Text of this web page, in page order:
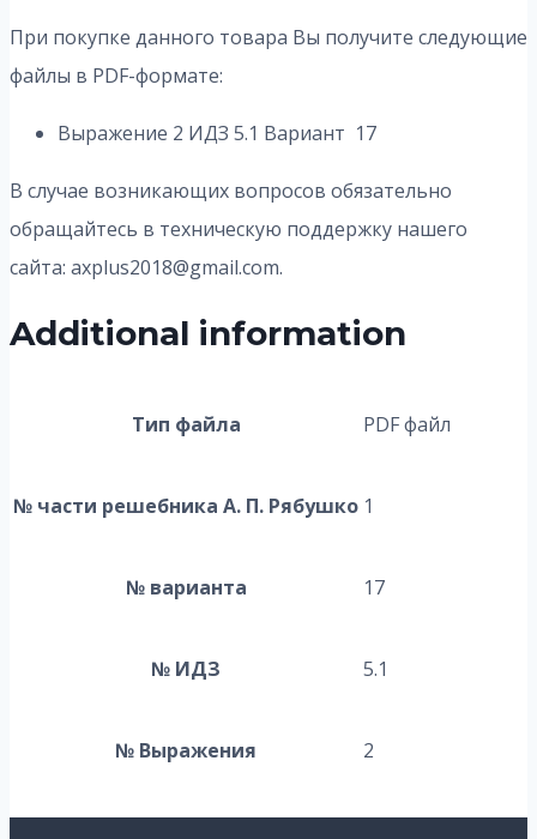
При покупке данного товара Вы получите следующие
файлы в PDF-формате:
Выражение 2 ИДЗ 5.1 Вариант 17
В случае возникающих вопросов обязательно
обращайтесь в техническую поддержку нашего
сайта: axplus2018@gmail.com.
Additional information
Тип файла PDF файл
№ части решебника А. П. Рябушко 1
№ варианта 17
№ ИДЗ 5.1
№ Выражения 2